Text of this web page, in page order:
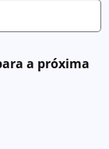
a próxima